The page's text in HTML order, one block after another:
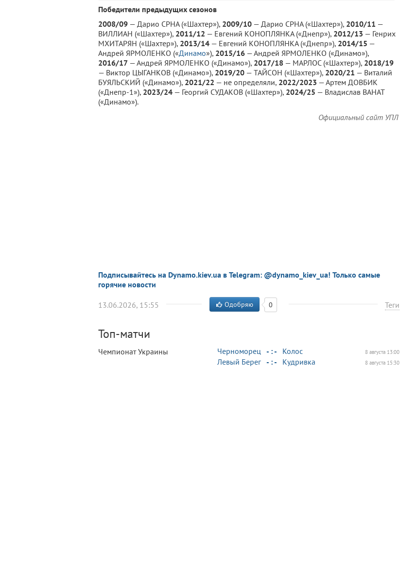
Победители предыдущих сезонов
2008/09 — Дарио СРНА («Шахтер»), 2009/10 — Дарио СРНА («Шахтер»), 2010/11 —
ВИЛЛИАН («Шахтер»), 2011/12 — Евгений КОНОПЛЯНКА («Днепр»), 2012/13 — Генрих
МХИТАРЯН («Шахтер»), 2013/14 — Евгений КОНОПЛЯНКА («Днепр»), 2014/15 —
Андрей ЯРМОЛЕНКО («Динамо»), 2015/16 — Андрей ЯРМОЛЕНКО («Динамо»),
2016/17 — Андрей ЯРМОЛЕНКО («Динамо»), 2017/18 — МАРЛОС («Шахтер»), 2018/19
— Виктор ЦЫГАНКОВ («Динамо»), 2019/20 — ТАЙСОН («Шахтер»), 2020/21 — Виталий
БУЯЛЬСКИЙ («Динамо»), 2021/22 — не определяли, 2022/2023 — Артем ДОВБИК
(«Днепр-1»), 2023/24 — Георгий СУДАКОВ («Шахтер»), 2024/25 — Владислав ВАНАТ
(«Динамо»).
Официальный сайт УПЛ
Подписывайтесь на Dynamo.kiev.ua в Telegram: @dynamo_kiev_ua! Только самые
горячие новости
13.06.2026, 15:55 Теги
Одобряю 0
Топ-матчи
Чемпионат Украины Черноморец Колос
- : - 8 августа 13:00
Левый Берег Кудривка
- : - 8 августа 15:30